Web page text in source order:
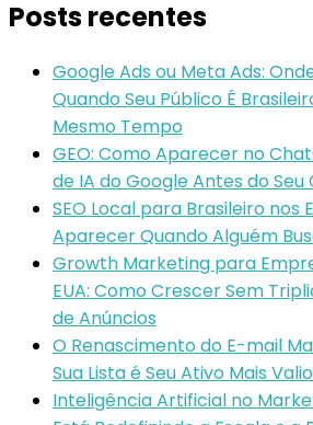
Posts recentes
Google Ads ou Meta Ads:
Quando Seu Público É
Mesmo Tempo
GEO: Como Aparecer no
de IA do Google Antes do
SEO Local para Brasileiro nos
Aparecer Quando Alguém
Growth Marketing para
EUA: Como Crescer Sem
de Anúncios
O Renascimento do E-mail
Sua Lista é Seu Ativo Mais
Inteligência Artificial no